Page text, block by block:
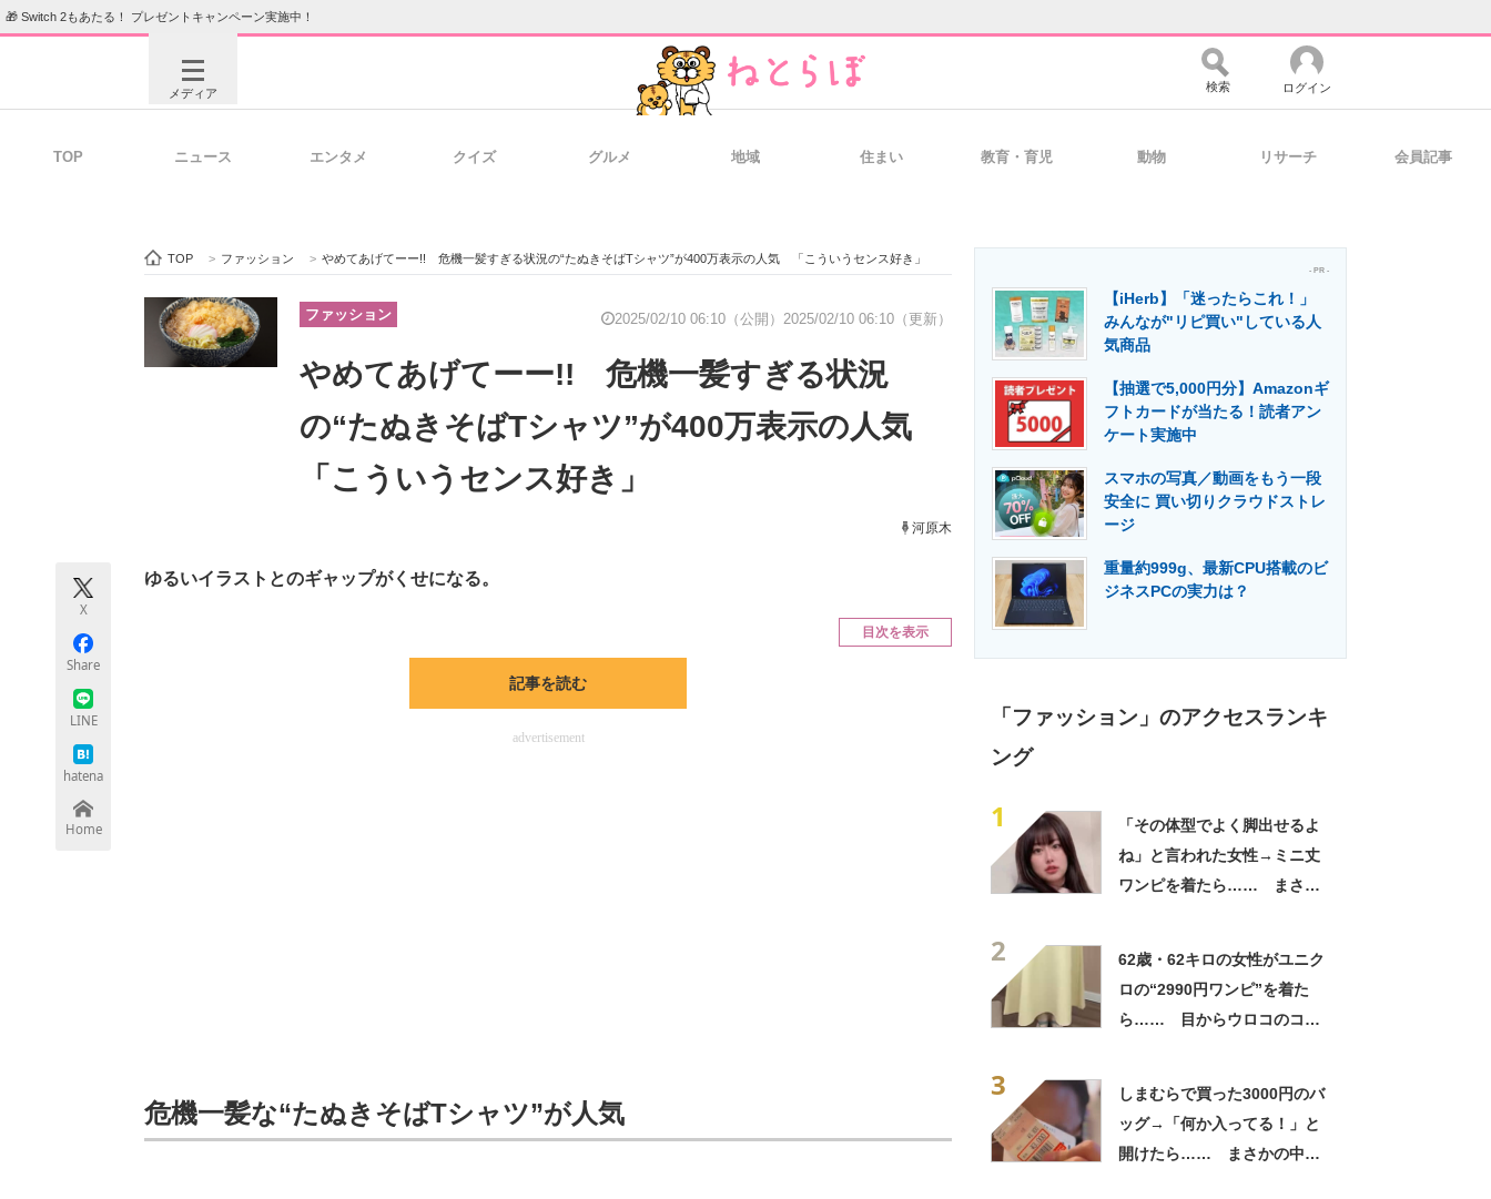
🎁 Switch 2もあたる！ プレゼントキャンペーン実施中！
メディア
ビジネスと働き方のヒント 経営リーダーのコミュニティ マーケ×ITの今がよく分かる
IT製品の技術・比較・事例 製造業のIT導入・活用を支援
エネルギーの専門メディア 建設×テクノロジーの最前線
検索 ログイン
TOP ニュース エンタメ クイズ グルメ 地域 住まい 教育・育児 動物 リサーチ 会員記事
TOP > ファッション > やめてあげてーー!! 危機一髪すぎる状況の“たぬきそばTシャツ”が400万表示の人気 「こういうセンス好き」
ファッション 2025/02/10 06:10（公開） 2025/02/10 06:10（更新）
やめてあげてーー!! 危機一髪すぎる状況
の“たぬきそばTシャツ”が400万表示の人気
「こういうセンス好き」
河原木
X
Share
LINE
hatena
Home
ゆるいイラストとのギャップがくせになる。
目次を表示
記事を読む
advertisement
危機一髪な“たぬきそばTシャツ”が人気
- PR -
【iHerb】「迷ったらこれ！」
みんなが"リピ買い"している人
気商品
【抽選で5,000円分】Amazonギ
フトカードが当たる！読者アン
ケート実施中
スマホの写真／動画をもう一段
安全に 買い切りクラウドストレ
ージ
重量約999g、最新CPU搭載のビ
ジネスPCの実力は？
「ファッション」のアクセスランキ
ング
1
「その体型でよく脚出せるよ
ね」と言われた女性→ミニ丈
ワンピを着たら…… まさか
2
62歳・62キロの女性がユニク
ロの“2990円ワンピ”を着た
ら…… 目からウロコのコー
3
しまむらで買った3000円のバ
ッグ→「何か入ってる！」と
開けたら…… まさかの中身